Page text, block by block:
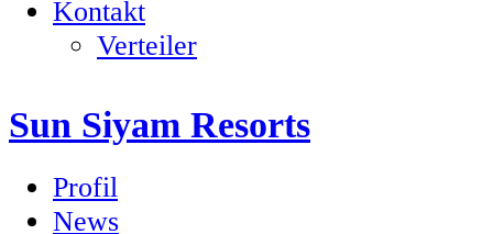
Kontakt
Verteiler
Sun Siyam Resorts
Profil
News